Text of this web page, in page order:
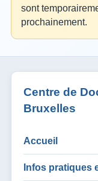
sont
prochainement.
Centre de
Bruxelles
Accueil
Infos pratiques